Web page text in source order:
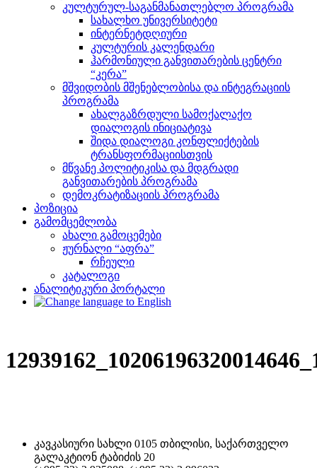
კულტურულ-საგანმანათლებლო პროგრამა
სახალხო უნივერსიტეტი
ინტერნეტდღიური
კულტურის კალენდარი
ჰარმონიული განვითარების ცენტრი
“კერა”
მშვიდობის მშენებლობისა და ინტეგრაციის
პროგრამა
ახალგაზრდული სამოქალაქო
დიალოგის ინიციატივა
შიდა დიალოგი კონფლიქტების
ტრანსფორმაციისთვის
მწვანე პოლიტიკისა და მდგრადი
განვითარების პროგრამა
დემოკრატიზაციის პროგრამა
პოზიცია
გამომცემლობა
ახალი გამოცემები
ჟურნალი “აფრა”
რჩეული
კატალოგი
ანალიტიკური პორტალი
კავკასიური სახლი 0105 თბილისი, საქართველო
გალაკტიონ ტაბიძის 20